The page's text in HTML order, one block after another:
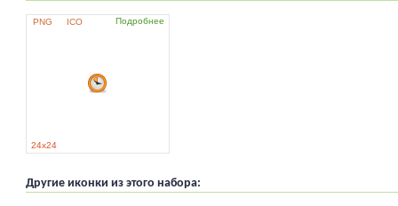
PNG ICO Подробнее
24x24
Другие иконки из этого набора: